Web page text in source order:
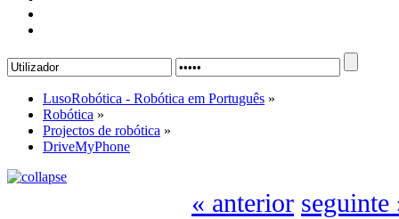
LusoRobótica - Robótica em Português »
Robótica »
Projectos de robótica »
DriveMyPhone
« anterior seguinte